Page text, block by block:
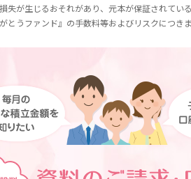
失が生じるおそれがあり、元本が保証されてい
がとうファンド』の手数料等およびリスクにつきま